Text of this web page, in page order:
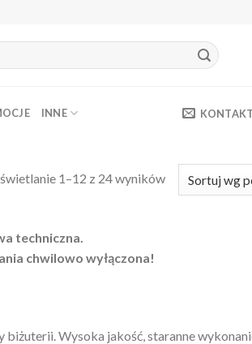
INNE KONTAKT
1–12 z 24 wyników
techniczna.
chwilowo wyłączona!
Wysoka jakość, staranne